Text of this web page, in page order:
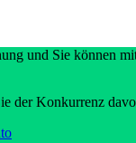
und Sie können
der Konkurrenz